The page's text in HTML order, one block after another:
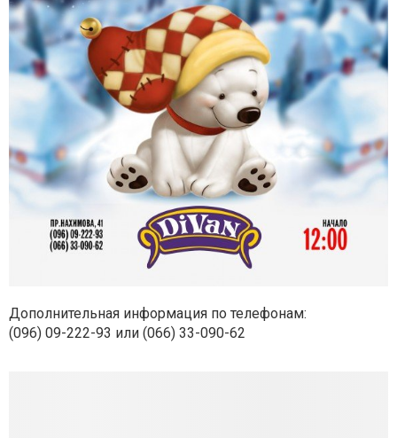
Дополнительная информация по телефонам:
(096) 09-222-93 или (066) 33-090-62